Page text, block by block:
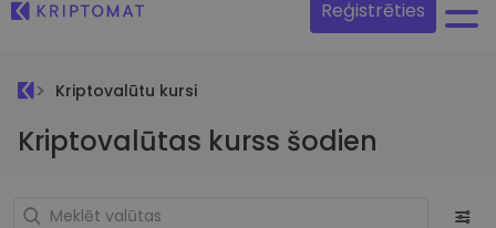
Reģistrēties
Kriptovalūtu kursi
Kriptovalūtas kurss šodien